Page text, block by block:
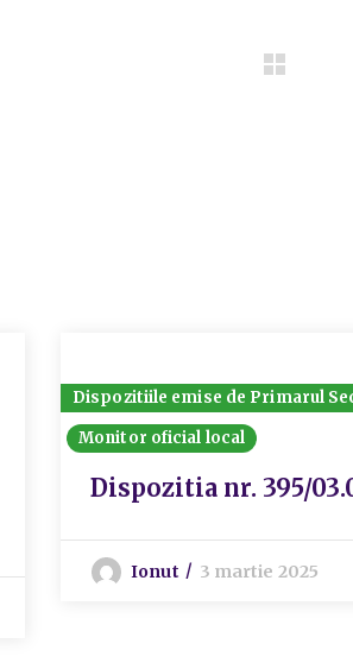
Dispozitiile emise de Primarul
Monitor oficial local
Dispozitia nr. 395/
Ionut 3 martie 2025